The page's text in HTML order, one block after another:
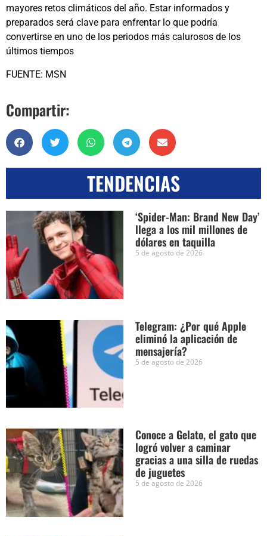
mayores retos climáticos del año. Estar informados y
preparados será clave para enfrentar lo que podría
convertirse en uno de los periodos más calurosos de los
últimos tiempos
FUENTE: MSN
Compartir:
TENDENCIAS
‘Spider-Man: Brand New Day’
llega a los mil millones de
dólares en taquilla
5 de agosto de 2026
Telegram: ¿Por qué Apple
eliminó la aplicación de
mensajería?
5 de agosto de 2026
Conoce a Gelato, el gato que
logró volver a caminar
gracias a una silla de ruedas
de juguetes
5 de agosto de 2026